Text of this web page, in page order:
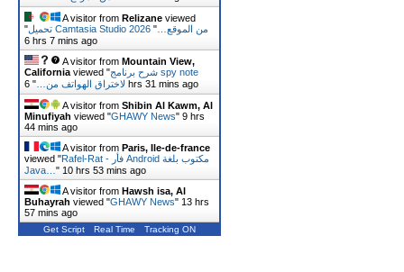
A visitor from Relizane viewed
"
تحميل Camtasia Studio 2026 من الموقع… "
6 hrs 7 mins ago
A visitor from Mountain View,
California viewed "شرح برنامج spy note
لاختراق الهواتف من… "
6 hrs 31 mins ago
A visitor from Shibin Al Kawm, Al
Minufiyah viewed "GHAWY News" 9 hrs
44 mins ago
A visitor from Paris, Ile-de-france
viewed "Rafel-Rat - فأر Android مكتوب بلغة
Java… " 10 hrs 53 mins ago
A visitor from Hawsh isa, Al
Buhayrah viewed "GHAWY News" 13 hrs
57 mins ago
Get Script Real Time Tracking ON